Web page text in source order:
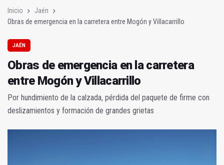
Inicio
Jaén
Obras de emergencia en la carretera entre Mogón y Villacarrillo
JAÉN
Obras de emergencia en la carretera
entre Mogón y Villacarrillo
Por hundimiento de la calzada, pérdida del paquete de firme con
deslizamientos y formación de grandes grietas